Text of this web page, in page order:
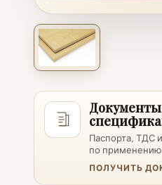
Паспорта, ТДС
по применению
ПОЛУЧИТЬ